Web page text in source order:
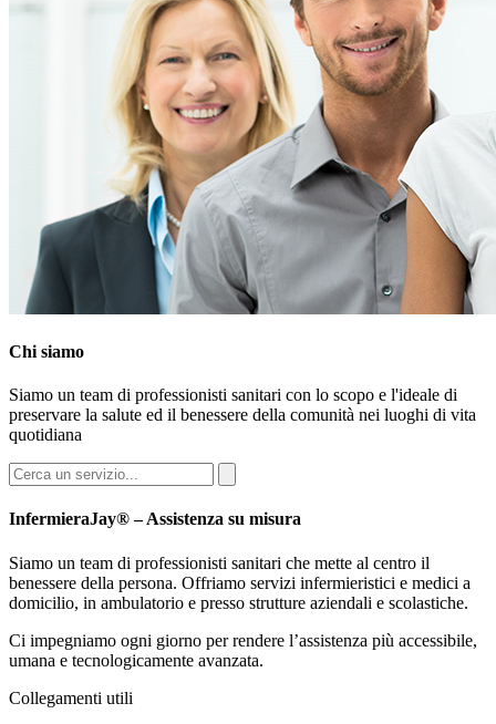
Chi siamo
Siamo un team di professionisti sanitari con lo scopo e l'ideale di
preservare la salute ed il benessere della comunità nei luoghi di vita
quotidiana
InfermieraJay® – Assistenza su misura
Siamo un team di professionisti sanitari che mette al centro il
benessere della persona. Offriamo servizi infermieristici e medici a
domicilio, in ambulatorio e presso strutture aziendali e scolastiche.
Ci impegniamo ogni giorno per rendere l’assistenza più accessibile,
umana e tecnologicamente avanzata.
Collegamenti utili